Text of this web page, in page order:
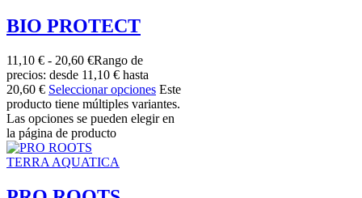
BIO PROTECT
11,10 € - 20,60 €Rango de
precios: desde 11,10 € hasta
20,60 € Seleccionar opciones Este
producto tiene múltiples variantes.
Las opciones se pueden elegir en
la página de producto
TERRA AQUATICA